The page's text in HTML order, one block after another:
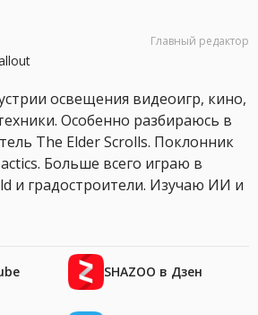
Главный редактор
освещения видеоигр, кино,
Особенно разбираюсь в
The Elder Scrolls. Поклонник
Больше всего играю в
и градостроители. Изучаю ИИ и
SHAZOO в Дзен